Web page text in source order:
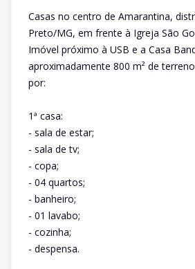
Casas no centro de Amarantina,
Preto/MG, em frente à Igreja São
Imóvel próximo à USB e a Casa
aproximadamente 800 m² de
por:
1ª casa:
- sala de estar;
- sala de tv;
- copa;
- 04 quartos;
- banheiro;
- 01 lavabo;
- cozinha;
- despensa.